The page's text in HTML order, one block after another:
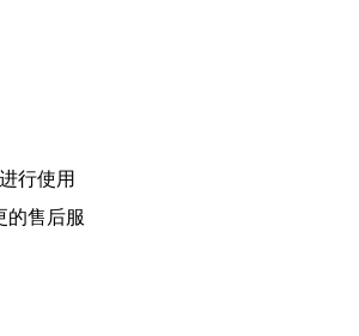
行使用
的售后服